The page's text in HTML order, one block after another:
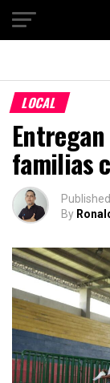
LOCAL
familias
Published
By